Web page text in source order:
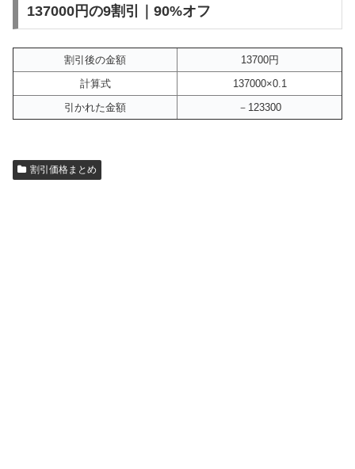
137000円の9割引｜90%オフ
割引後の金額
13700円
計算式
137000×0.1
引かれた金額
－123300
割引価格まとめ